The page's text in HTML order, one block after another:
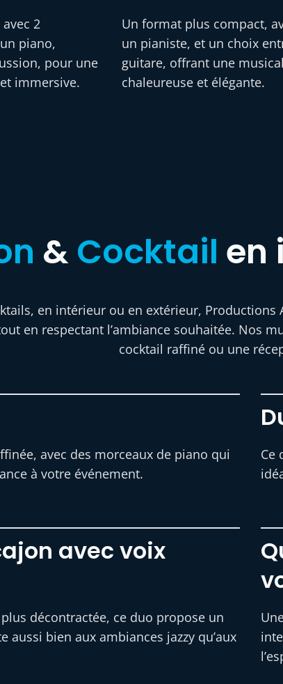
2
piano,
pour une
immersive.
Un format plus compact,
un pianiste, et un choix
guitare, offrant une
chaleureuse et élégante.
&Cocktail en
en intérieur ou en extérieur,
en respectant l’ambiance souhaitée. Nos
cocktail raffiné ou une
avec des morceaux de piano qui
à votre événement.
Ce
avec voix
décontractée, ce duo propose un
aussi bien aux ambiances jazzy qu’aux